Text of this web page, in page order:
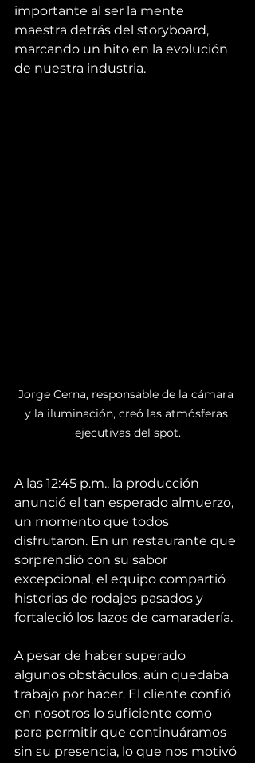
importante al ser la mente
maestra detrás del storyboard,
marcando un hito en la evolución
de nuestra industria.
Jorge Cerna, responsable de la cámara
y la iluminación, creó las atmósferas
ejecutivas del spot.
A las 12:45 p.m., la producción
anunció el tan esperado almuerzo,
un momento que todos
disfrutaron. En un restaurante que
sorprendió con su sabor
excepcional, el equipo compartió
historias de rodajes pasados y
fortaleció los lazos de camaradería.
A pesar de haber superado
algunos obstáculos, aún quedaba
trabajo por hacer. El cliente confió
en nosotros lo suficiente como
para permitir que continuáramos
sin su presencia, lo que nos motivó